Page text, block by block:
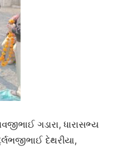
ગડારા, ધારાસભ્ય
દેથરીયા,